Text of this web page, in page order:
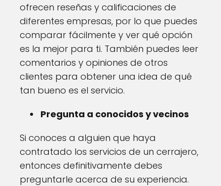
ofrecen reseñas y calificaciones de
diferentes empresas, por lo que puedes
comparar fácilmente y ver qué opción
es la mejor para ti. También puedes leer
comentarios y opiniones de otros
clientes para obtener una idea de qué
tan bueno es el servicio.
Pregunta a conocidos y vecinos
Si conoces a alguien que haya
contratado los servicios de un cerrajero,
entonces definitivamente debes
preguntarle acerca de su experiencia.